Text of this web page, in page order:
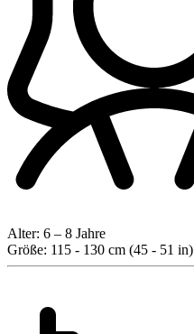
Alter: 6 – 8 Jahre
Größe: 115 - 130 cm (45 - 51 in)